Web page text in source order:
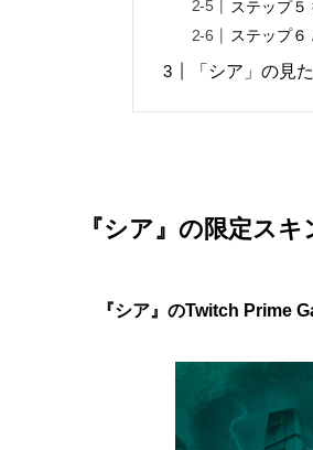
ステップ
ステップ
「シア」の見
『シア』の限定ス
『シア』のTwitch Prime